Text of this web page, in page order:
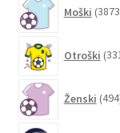
Moški 3873
Otroški
Ženski 494